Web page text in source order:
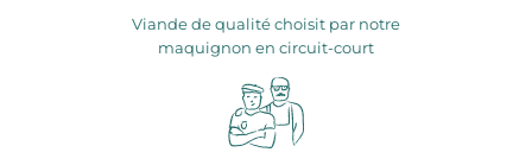
Viande de qualité choisit par notre
maquignon en circuit-court